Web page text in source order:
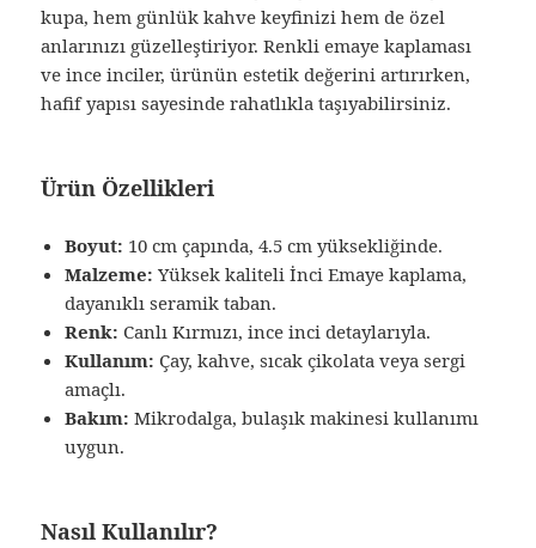
kupa, hem günlük kahve keyfinizi hem de özel
anlarınızı güzelleştiriyor. Renkli emaye kaplaması
ve ince inciler, ürünün estetik değerini artırırken,
hafif yapısı sayesinde rahatlıkla taşıyabilirsiniz.
Ürün Özellikleri
Boyut: 10 cm çapında, 4.5 cm yüksekliğinde.
Malzeme: Yüksek kaliteli İnci Emaye kaplama,
dayanıklı seramik taban.
Renk: Canlı Kırmızı, ince inci detaylarıyla.
Kullanım: Çay, kahve, sıcak çikolata veya sergi
amaçlı.
Bakım: Mikrodalga, bulaşık makinesi kullanımı
uygun.
Nasıl Kullanılır?